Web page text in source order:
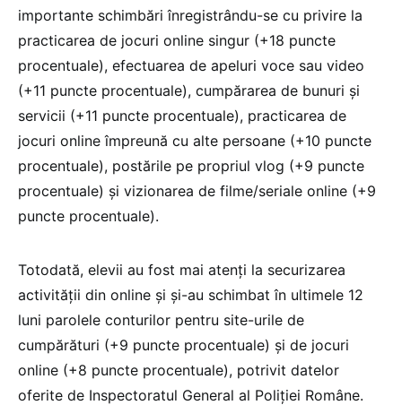
importante schimbări înregistrându-se cu privire la
practicarea de jocuri online singur (+18 puncte
procentuale), efectuarea de apeluri voce sau video
(+11 puncte procentuale), cumpărarea de bunuri şi
servicii (+11 puncte procentuale), practicarea de
jocuri online împreună cu alte persoane (+10 puncte
procentuale), postările pe propriul vlog (+9 puncte
procentuale) şi vizionarea de filme/seriale online (+9
puncte procentuale).
Totodată, elevii au fost mai atenţi la securizarea
activităţii din online şi şi-au schimbat în ultimele 12
luni parolele conturilor pentru site-urile de
cumpărături (+9 puncte procentuale) şi de jocuri
online (+8 puncte procentuale), potrivit datelor
oferite de Inspectoratul General al Poliţiei Române.